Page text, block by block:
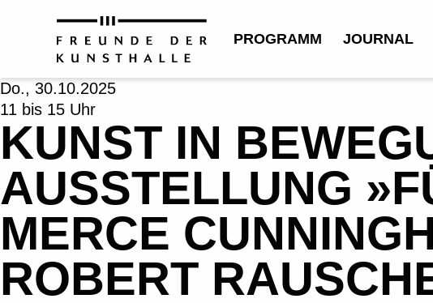
PROGRAMM JOURNAL
Do., 30.10.2025
11 bis 15 Uhr
KUNST IN
AUSSTELLUNG
MERCE
ROBERT